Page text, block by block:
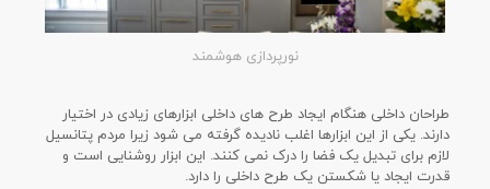
نورپردازی هوشمند
طراحان داخلی هنگام ایجاد طرح های داخلی ابزارهای زیادی در اختیار
دارند. یکی از این ابزارها اغلب نادیده گرفته می شود زیرا مردم پتانسیل
لازم برای تبدیل یک فضا را درک نمی کنند. این ابزار روشنایی است و
قدرت ایجاد یا شکستن یک طرح داخلی را دارد.